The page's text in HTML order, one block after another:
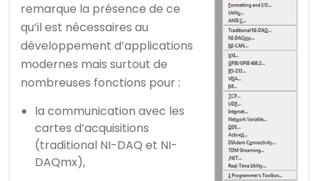
remarque la présence de ce
qu’il est nécessaires au
développement d’applications
modernes mais surtout de
nombreuses fonctions pour :
la communication avec les
cartes d’acquisitions
(traditional NI-DAQ et NI-
DAQmx),